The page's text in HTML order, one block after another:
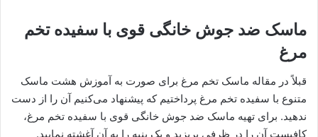
ماسک ضد جوش خانگی قوی با سفیده تخم
مرغ
قبلاً در مقاله ماسک تخم مرغ برای صورت به آموزش هشت ماسک
متنوع با سفیده تخم مرغ پرداختیم که پیشنهاد می‌کنیم آن را از دست
ندهید. برای تهیه ماسک ضد جوش خانگی قوی با سفیده تخم مرغ،
کافیست آن را در ظرفی بریزید و یک پنیه را به آن آغشته نمایید.